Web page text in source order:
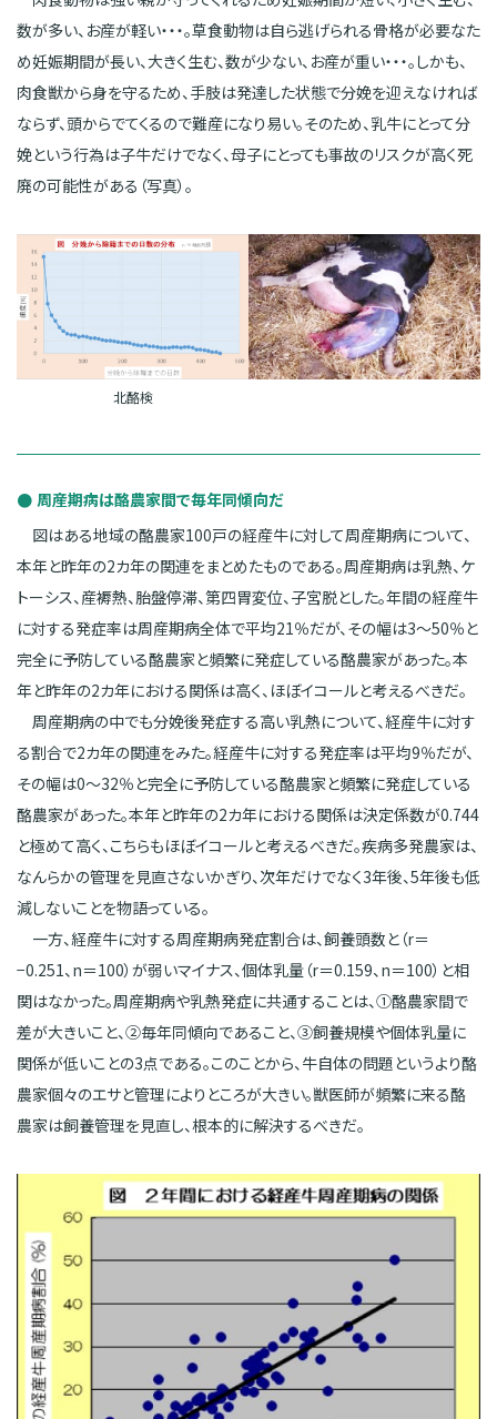
数が多い、お産が軽い・・・。草食動物は自ら逃げられる骨格が必要なた
め妊娠期間が長い、大きく生む、数が少ない、お産が重い・・・。しかも、
肉食獣から身を守るため、手肢は発達した状態で分娩を迎えなければ
ならず、頭からでてくるので難産になり易い。そのため、乳牛にとって分
娩という行為は子牛だけでなく、母子にとっても事故のリスクが高く死
廃の可能性がある（写真）。
北酪検
周産期病は酪農家間で毎年同傾向だ
図はある地域の酪農家100戸の経産牛に対して周産期病について、
本年と昨年の2カ年の関連をまとめたものである。周産期病は乳熱、ケ
トーシス、産褥熱、胎盤停滞、第四胃変位、子宮脱とした。年間の経産牛
に対する発症率は周産期病全体で平均21％だが、その幅は3〜50％と
完全に予防している酪農家と頻繁に発症している酪農家があった。本
年と昨年の2カ年における関係は高く、ほぼイコールと考えるべきだ。
周産期病の中でも分娩後発症する高い乳熱について、経産牛に対す
る割合で2カ年の関連をみた。経産牛に対する発症率は平均9％だが、
その幅は0〜32％と完全に予防している酪農家と頻繁に発症している
酪農家があった。本年と昨年の2カ年における関係は決定係数が0.744
と極めて高く、こちらもほぼイコールと考えるべきだ。疾病多発農家は、
なんらかの管理を見直さないかぎり、次年だけでなく3年後、5年後も低
減しないことを物語っている。
一方、経産牛に対する周産期病発症割合は、飼養頭数と（r＝
−0.251、n＝100）が弱いマイナス、個体乳量（r＝0.159、n＝100）と相
関はなかった。周産期病や乳熱発症に共通することは、①酪農家間で
差が大きいこと、②毎年同傾向であること、③飼養規模や個体乳量に
関係が低いことの3点である。このことから、牛自体の問題というより酪
農家個々のエサと管理によりところが大きい。獣医師が頻繁に来る酪
農家は飼養管理を見直し、根本的に解決するべきだ。